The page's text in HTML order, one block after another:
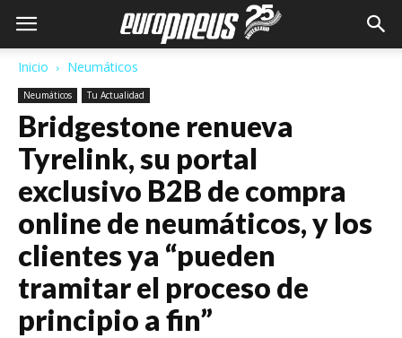
Inicio Neumáticos
Neumáticos Tu Actualidad
Bridgestone renueva
Tyrelink, su portal
exclusivo B2B de compra
online de neumáticos, y los
clientes ya “pueden
tramitar el proceso de
principio a fin”